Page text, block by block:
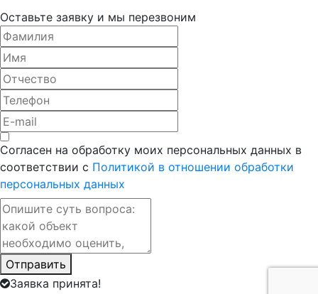
Оставьте заявку и мы перезвоним
Согласен на обработку моих персональных данных в
соответствии с Политикой в отношении обработки
персональных данных
Отправить
Заявка принята!